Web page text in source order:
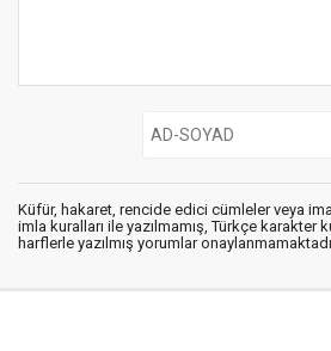
Küfür, hakaret, rencide edici cümleler veya
imla kuralları ile yazılmamış, Türkçe karakter
harflerle yazılmış yorumlar